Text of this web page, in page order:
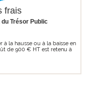
frais
du Trésor Public
la hausse ou à la baisse en
de 900 € HT est retenu à